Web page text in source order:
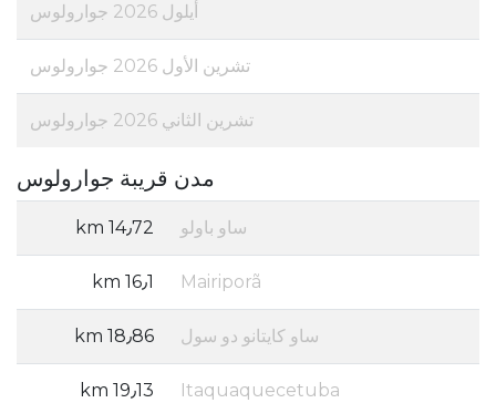
أيلول 2026 جوارولوس
تشرين الأول 2026 جوارولوس
تشرين الثاني 2026 جوارولوس
مدن قريبة جوارولوس
ساو باولو 14٫72 km
Mairiporã 16٫1 km
ساو كايتانو دو سول 18٫86 km
Itaquaquecetuba 19٫13 km